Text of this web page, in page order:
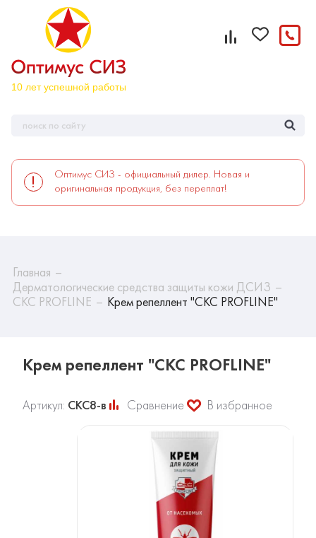
Оптимус СИЗ - официальный дилер. Новая и
оригинальная продукция, без переплат!
Главная
Дерматологические средства защиты кожи ДСИЗ
CКС PROFLINE
Крем репеллент "CКС PROFLINE"
Крем репеллент "CКС PROFLINE"
Артикул: СКС8-в Сравнение В избранное